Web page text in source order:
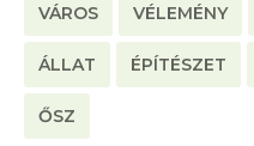
VÁROS VÉLEMÉNY
ÁLLAT ÉPÍTÉSZET
ŐSZ